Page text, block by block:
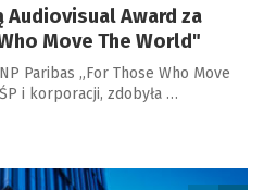
Audiovisual Award za
Move The World"
Paribas „For Those Who Move
i korporacji, zdobyła …